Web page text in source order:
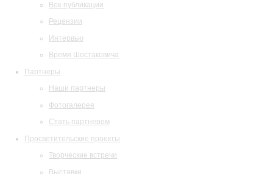
Все публикации
Рецензии
Интервью
Время Шостаковича
Партнеры
Наши партнеры
Фотогалерея
Стать партнером
Просветительские проекты
Творческие встречи
Выставки